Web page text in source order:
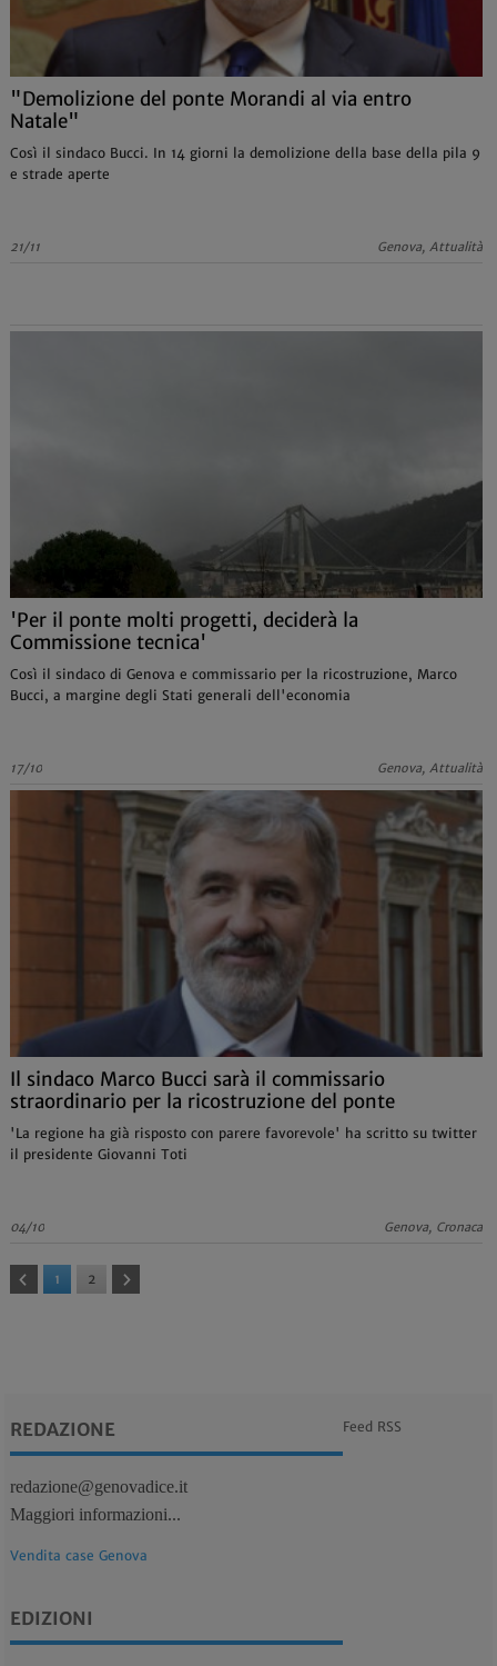
"Demolizione del ponte Morandi al via entro
Natale"
Così il sindaco Bucci. In 14 giorni la demolizione della base della pila 9
e strade aperte
21/11 Genova, Attualità
'Per il ponte molti progetti, deciderà la
Commissione tecnica'
Così il sindaco di Genova e commissario per la ricostruzione, Marco
Bucci, a margine degli Stati generali dell'economia
17/10 Genova, Attualità
Il sindaco Marco Bucci sarà il commissario
straordinario per la ricostruzione del ponte
'La regione ha già risposto con parere favorevole' ha scritto su twitter
il presidente Giovanni Toti
04/10 Genova, Cronaca
1 2
REDAZIONE
redazione@genovadice.it
Maggiori informazioni...
Vendita case Genova
EDIZIONI
Feed RSS